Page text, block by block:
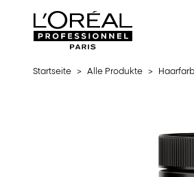
L'Oréal Professionnel Paris
Startseite > Alle Produkte >